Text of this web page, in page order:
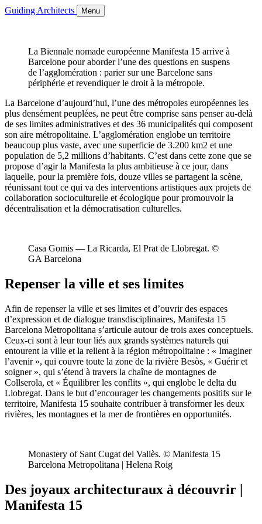
Guiding Architects Menu
La Biennale nomade européenne Manifesta 15 arrive à
Barcelone pour aborder l’une des questions en suspens
de l’agglomération : parier sur une Barcelone sans
périphérie et revendiquer le droit à la métropole.
La Barcelone d’aujourd’hui, l’une des métropoles européennes les
plus densément peuplées, ne peut être comprise sans penser au-delà
de ses limites administratives et des 36 municipalités qui composent
son aire métropolitaine. L’agglomération englobe un territoire
beaucoup plus vaste, avec une superficie de 3.200 km2 et une
population de 5,2 millions d’habitants. C’est dans cette zone que se
propose d’agir la Manifesta la plus ambitieuse à ce jour, dans
laquelle, pour la première fois, douze villes se partagent la scène,
réunissant tout ce qui va des interventions artistiques aux projets de
collaboration socioculturelle et écologique pour promouvoir la
décentralisation et la démocratisation culturelles.
Casa Gomis — La Ricarda, El Prat de Llobregat. ©
GA Barcelona
Repenser la ville et ses limites
Afin de repenser la ville et ses limites et d’ouvrir des espaces
d’expression et de dialogue transdisciplinaires, Manifesta 15
Barcelona Metropolitana s’articule autour de trois axes conceptuels.
Ceux-ci sont à leur tour liés aux grands systèmes naturels qui
entourent la ville et la relient à la région métropolitaine : « Imaginer
l’avenir », qui couvre toute la zone de la rivière Besòs, « Guérir et
soigner », qui s’étend à travers la chaîne de montagnes de
Collserola, et « Équilibrer les conflits », qui englobe le delta du
Llobregat. Dans le but d’encourager les changements positifs sur le
territoire, Manifesta 15 souhaite contribuer à transformer les deux
rivières, les montagnes et la mer de frontières en opportunités.
Monastery of Sant Cugat del Vallès. © Manifesta 15
Barcelona Metropolitana | Helena Roig
Des joyaux architecturaux à découvrir |
Manifesta 15